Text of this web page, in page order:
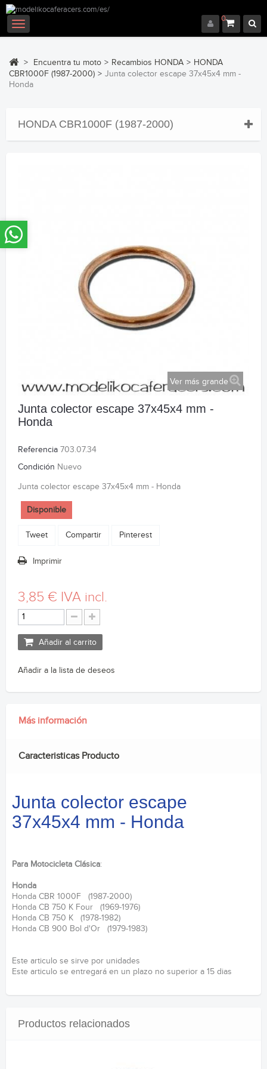
0
Navegación
Toggle
> Encuentra tu moto > Recambios HONDA > HONDA
CBR1000F (1987-2000) > Junta colector escape 37x45x4 mm -
Honda
HONDA CBR1000F (1987-2000)
Ver más grande
Junta colector escape 37x45x4 mm -
Honda
Referencia 703.07.34
Condición Nuevo
Junta colector escape 37x45x4 mm - Honda
Disponible
Tweet Compartir Pinterest
Imprimir
3,85 € IVA incl.
Añadir al carrito
Añadir a la lista de deseos
Más información
Caracteristicas Producto
Junta colector escape
37x45x4 mm - Honda
Para Motocicleta Clásica:
Honda
Honda CBR 1000F (1987-2000)
Honda CB 750 K Four (1969-1976)
Honda CB 750 K (1978-1982)
Honda CB 900 Bol d'Or (1979-1983)
Este articulo se sirve por unidades
Este articulo se entregará en un plazo no superior a 15 dias
Productos relacionados